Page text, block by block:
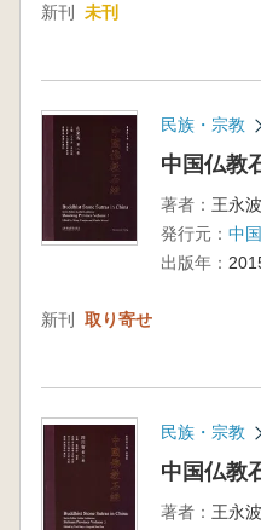
新刊 未刊
民族・宗教
中国仏教
著者： 王永
発行元： 中
出版年：
新刊 取り寄せ
民族・宗教
中国仏教
著者： 王永